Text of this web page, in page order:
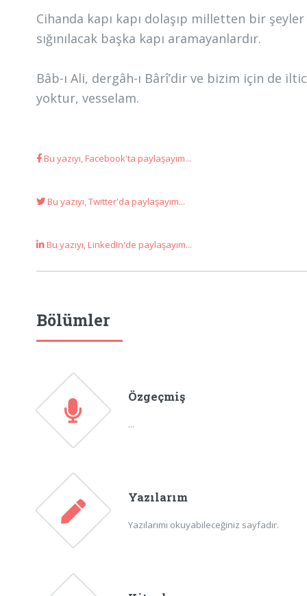
Cihanda kapı kapı dolaşıp milletten bir
sığınılacak başka kapı aramayanlardır.
Bâb-ı Ali, dergâh-ı Bârî’dir ve bizim için de
yoktur, vesselam.
Bu yazıyı, Facebook'ta paylaşayım...
Bu yazıyı, Twitter'da paylaşayım...
Bu yazıyı, LinkedIn'de paylaşayım...
Bölümler
Özgeçmiş
...
Yazılarım
Yazılarımı okuyabileceğiniz sayfadır.